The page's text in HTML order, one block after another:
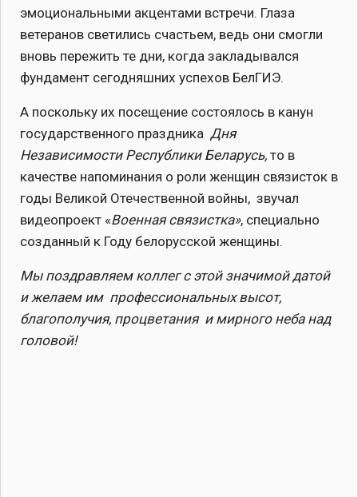
эмоциональными акцентами встречи. Глаза
ветеранов светились счастьем, ведь они смогли
вновь пережить те дни, когда закладывался
фундамент сегодняшних успехов БелГИЭ.
А поскольку их посещение состоялось в канун
государственного праздника Дня
Независимости Республики Беларусь, то в
качестве напоминания о роли женщин связисток в
годы Великой Отечественной войны, звучал
видеопроект «Военная связистка», специально
созданный к Году белорусской женщины.
Мы поздравляем коллег с этой значимой датой
и желаем им профессиональных высот,
благополучия, процветания и мирного неба над
головой!